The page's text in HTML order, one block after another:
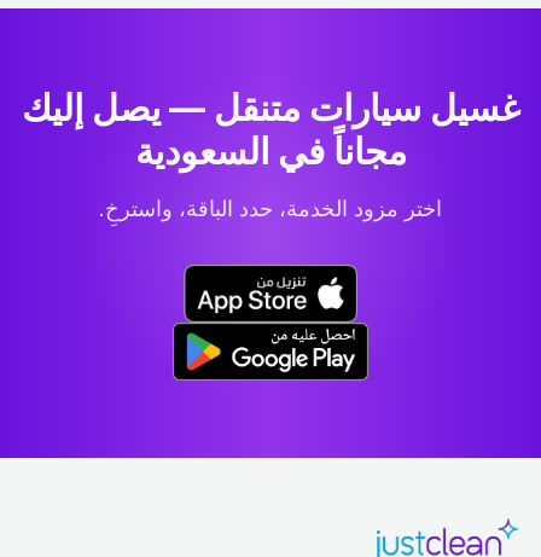
غسيل سيارات متنقل — يصل إليك
مجاناً في السعودية
اختر مزود الخدمة، حدد الباقة، واسترخِ.